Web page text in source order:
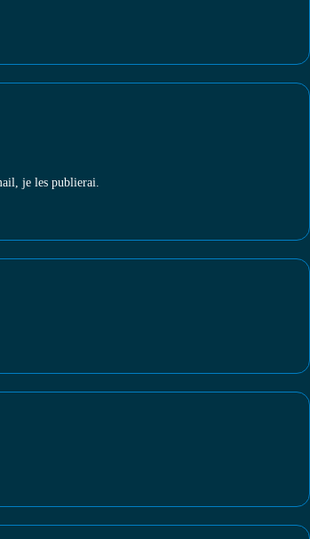
je les publierai.